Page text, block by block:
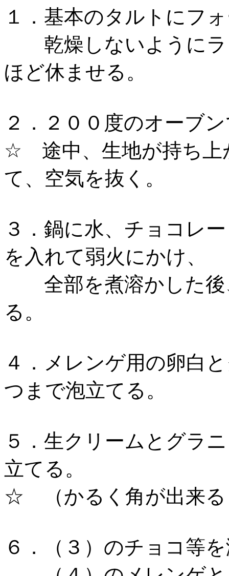
１．基本のタルトにフ
乾燥しないようにラ
ほど休ませる。
２．２００度のオーブ
☆ 途中、生地が持ち上
て、空気を抜く。
３．鍋に水、チョコレ
を入れて弱火にかけ、
全部を煮溶かした後
る。
４．メレンゲ用の卵白
つまで泡立てる。
５．生クリームとグラ
立てる。
☆ （かるく角が出来
６．（３）のチョコ等